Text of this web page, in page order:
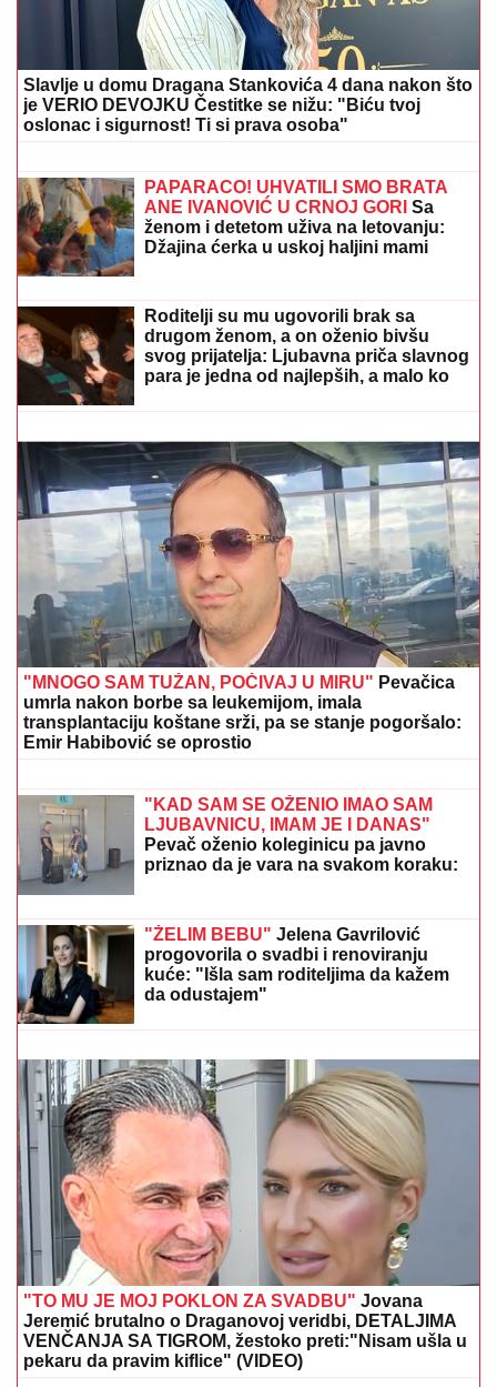
Slavlje u domu Dragana Stankovića 4 dana nakon što
je VERIO DEVOJKU Čestitke se nižu: "Biću tvoj
oslonac i sigurnost! Ti si prava osoba"
Jeziva ispovest meštanke iz pakla
Deliblatske peščare: Vatra opet bukti,
vazduh je sve gori! (VIDEO)
ženom i detetom uživa na letovanju:
Džajina ćerka u uskoj haljini mami
poglede (Video)
Glumicu (44) "RAZVLAČILI" na mrežama zbog
KILAŽE, ona skinula više od 20 kilograma i
ODREKLA SE ONOGA ŠTO RETKO KO MOŽE: "Mislili
su da sam bolesna"
Roditelji su mu ugovorili brak sa
drugom ženom, a on oženio bivšu
svog prijatelja: Ljubavna priča slavnog
para je jedna od najlepših, a malo ko
OŽENIO SE DEJAN KRALJ!Bio na
korak od MONAŠTVA, a onda se desio
SUDBONOSNI PREOKRET - Branka je
njegova PRAVA LJUBAV!
"MNOGO SAM TUŽAN, POČIVAJ U MIRU"Pevačica
umrla nakon borbe sa leukemijom, imala
transplantaciju koštane srži, pa se stanje pogoršalo:
Emir Habibović se oprostio
Šta je ovo ljudi od ranog jutra?! U
šoku i policija - Ne vidi se kraj
"KAD SAM SE OŽENIO IMAO SAM
LJUBAVNICU, IMAM JE I DANAS"